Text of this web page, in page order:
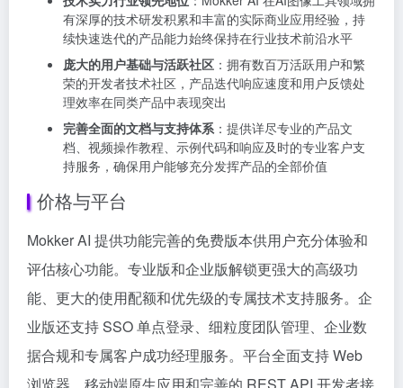
有深厚的技术研发积累和丰富的实际商业应用经验，持
续快速迭代的产品能力始终保持在行业技术前沿水平
庞大的用户基础与活跃社区 ：拥有数百万活跃用户和繁
荣的开发者技术社区，产品迭代响应速度和用户反馈处
理效率在同类产品中表现突出
完善全面的文档与支持体系 ：提供详尽专业的产品文
档、视频操作教程、示例代码和响应及时的专业客户支
持服务，确保用户能够充分发挥产品的全部价值
价格与平台
Mokker AI 提供功能完善的免费版本供用户充分体验和
评估核心功能。专业版和企业版解锁更强大的高级功
能、更大的使用配额和优先级的专属技术支持服务。企
业版还支持 SSO 单点登录、细粒度团队管理、企业数
据合规和专属客户成功经理服务。平台全面支持 Web
浏览器、移动端原生应用和完善的 REST API 开发者接